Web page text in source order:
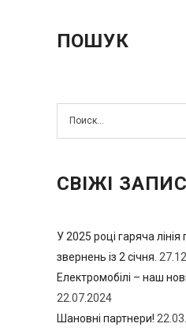
ПОШУК
СВІЖІ
У 2025 році гаряча
звернень із 2 січня.
Електромобілі – наш
22.07.2024
Шановні партнери!